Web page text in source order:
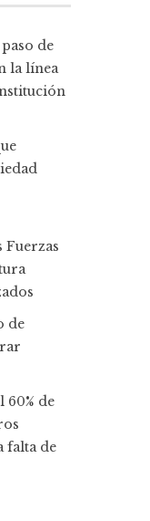
de
la línea
Fuerzas
de
60% de
falta de